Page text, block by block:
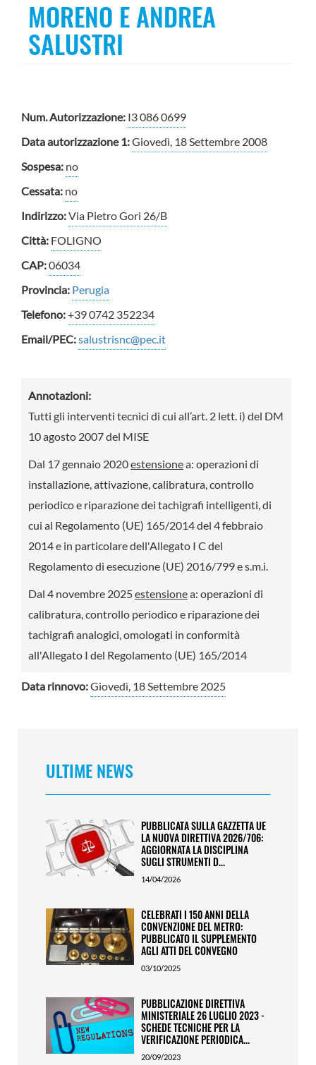
MORENO E ANDREA
SALUSTRI
Num. Autorizzazione: I3 086 0699
Data autorizzazione 1:Giovedì, 18 Settembre 2008
Sospesa: no
Cessata: no
Indirizzo:Via Pietro Gori 26/B
Città: FOLIGNO
CAP:06034
Provincia: Perugia
Telefono:+39 0742 352234
Email/PEC:salustrisnc@pec.it
Annotazioni:
Tutti gli interventi tecnici di cui all’art. 2 lett. i) del DM
10 agosto 2007 del MISE
Dal 17 gennaio 2020estensionea: operazioni di
installazione, attivazione, calibratura, controllo
periodico e riparazione dei tachigrafi intelligenti, di
cui al Regolamento (UE) 165/2014 del 4 febbraio
2014 e in particolare dell'Allegato I C del
Regolamento di esecuzione (UE) 2016/799 e s.m.i.
Dal 4 novembre 2025estensionea: operazioni di
calibratura, controllo periodico e riparazione dei
tachigrafi analogici, omologati in conformità
all'Allegato I del Regolamento (UE) 165/2014
Data rinnovo:Giovedì, 18 Settembre 2025
ULTIME NEWS
PUBBLICATA SULLA GAZZETTA UE
LA NUOVA DIRETTIVA 2026/706:
AGGIORNATA LA DISCIPLINA
SUGLI STRUMENTI D...
14/04/2026
CELEBRATI I 150 ANNI DELLA
CONVENZIONE DEL METRO:
PUBBLICATO IL SUPPLEMENTO
AGLI ATTI DEL CONVEGNO
03/10/2025
PUBBLICAZIONE DIRETTIVA
MINISTERIALE 26 LUGLIO 2023 -
SCHEDE TECNICHE PER LA
VERIFICAZIONE PERIODICA...
20/09/2023